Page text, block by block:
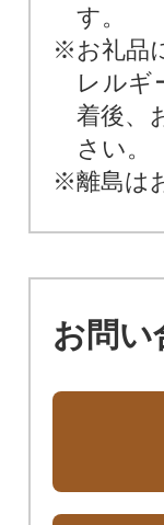
す。
※お礼品
レルギ
着後、
さい。
※離島は
お問い